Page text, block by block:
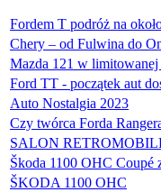
Fordem T podróż na
Chery – od Fulwina do
Mazda 121 w
Ford TT - początek aut
Auto Nostalgia 2023
Czy twórca Forda
SALON
Škoda 1100 OHC Coupé
ŠKODA 1100 OHC